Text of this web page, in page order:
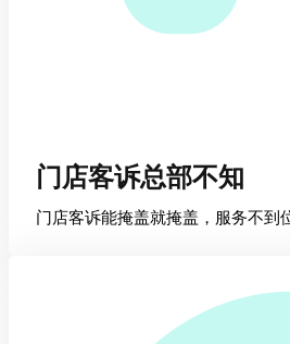
门店客诉总部不知
门店客诉能掩盖就掩盖，服务不到